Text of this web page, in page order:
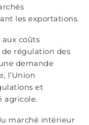
les exportations.
aux coûts
régulation des
demande
l’Union
et
agricole.
marché intérieur